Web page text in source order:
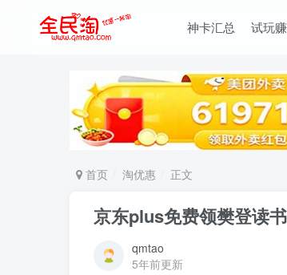
神卡汇总 试玩
首页 淘优惠 正文
京东plus免费领樊登读
qmtao
5年前更新